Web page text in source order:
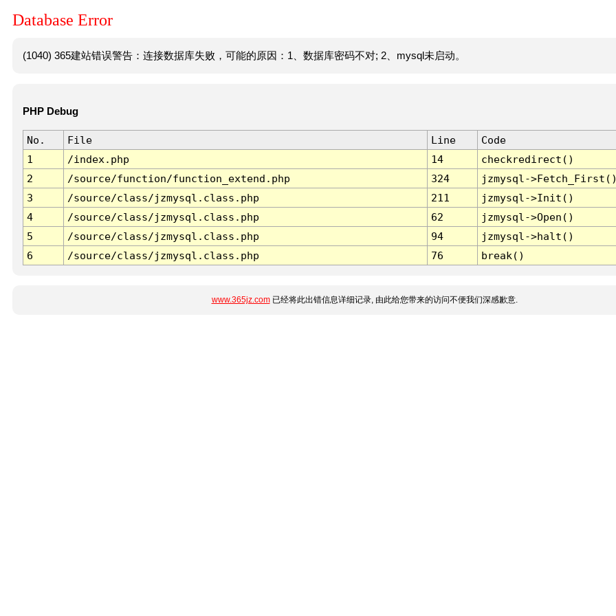
Database Error
(1040) 365建站错误警告：连接数据库失败，可能的原因：1、数据库密码不对; 2、mysql未启动。
PHP Debug
No. File Line
Code
1
/index.php 14
checkredirect()
2
/source/function/function_extend.php 324
jzmysql-
3
/source/class/jzmysql.class.php 211
jzmysql->Init()
4
/source/class/jzmysql.class.php 62
jzmysql->Open()
5
/source/class/jzmysql.class.php 94
jzmysql->halt()
6
/source/class/jzmysql.class.php 76 break()
www.365jz.com已经将此出错信息详细记录, 由此给您带来的访问不便我们深感歉意.